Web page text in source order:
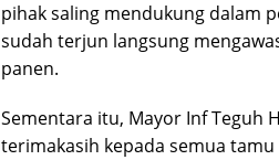
pihak saling mendukung dalam
sudah terjun langsung
panen.
Sementara itu, Mayor Inf Teguh
terimakasih kepada semua